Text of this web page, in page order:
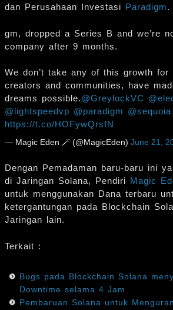
dan Perusahaan Investasi Paradigm.
gm, dropped a Series B and we’re
company after 9 months.
We don’t take any of this growth for
creators and communities, have
dreams possible.@GreylockVC
@lightspeedvp @paradigm @sequoia
https://t.co/HOFywQrsfN
— Magic Eden 🪄 (@MagicEden) June 21,
Dengan Pemadaman baru-baru ini
di Jaringan Solana, Pendiri Magic
untuk menggunakan Dana terbaru
ketergantungan pada Blockchain
Jaringan lain.
Terkait :
Bugs pada Blockchain Solana
Downtime selama 4 Jam
Pembaruan Solana untuk